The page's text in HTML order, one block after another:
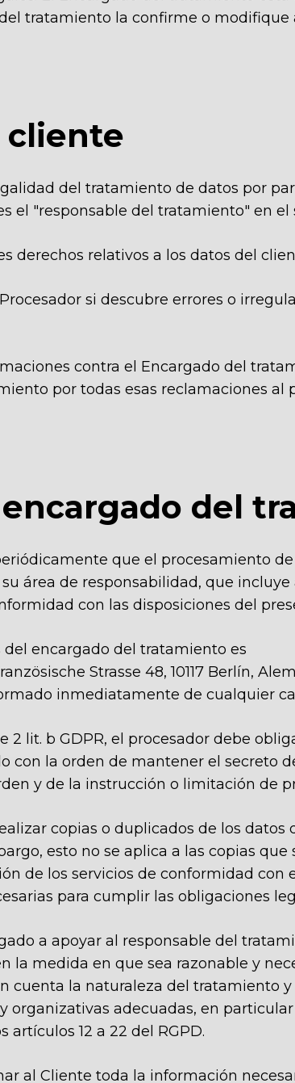
tratamiento la confirme o modifique
cliente
del tratamiento de datos por
el "responsable del tratamiento" en el
derechos relativos a los datos del
si descubre errores o
contra el Encargado del
por todas esas reclamaciones al
del
que el procesamiento
área de responsabilidad, que
con las disposiciones del
encargado del tratamiento es
Strasse 48, 10117 Berlín,
inmediatamente de cualquier
2 lit. b GDPR, el procesador debe
con la orden de mantener el secreto
y de la instrucción o limitación de
copias o duplicados de los
esto no se aplica a las copias
de los servicios de conformidad
para cumplir las obligaciones
a apoyar al responsable del
la medida en que sea razonable y
cuenta la naturaleza del tratamiento
organizativas adecuadas, en
12 a 22 del RGPD.
al Cliente toda la información